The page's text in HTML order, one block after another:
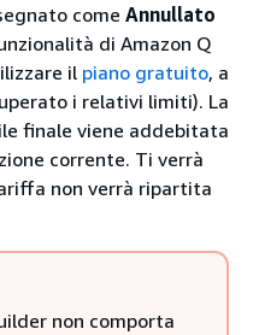
come Annullato
di Amazon Q
il piano gratuito, a
i relativi limiti). La
finale viene addebitata
corrente. Ti verrà
non verrà ripartita
non comporta